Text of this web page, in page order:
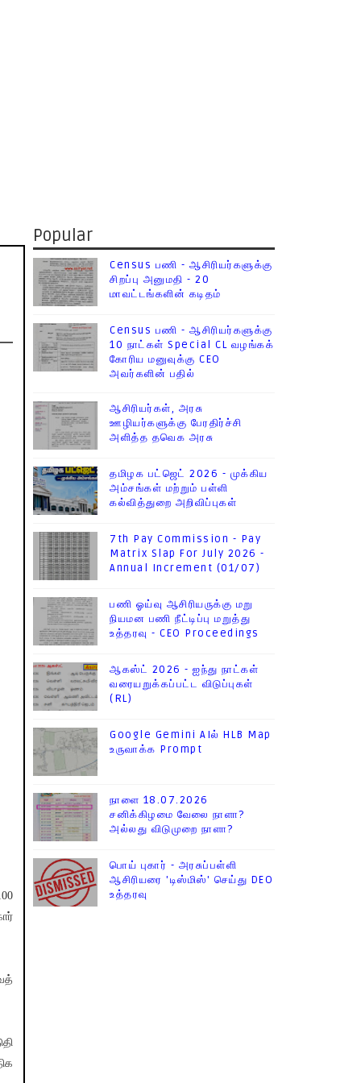
Popular
Census பணி - ஆசிரியர்களுக்கு
சிறப்பு அனுமதி - 20
மாவட்டங்களின் கடிதம்
Census பணி - ஆசிரியர்களுக்கு
10 நாட்கள் Special CL வழங்கக்
கோரிய மனுவுக்கு CEO
அவர்களின் பதில்
ஆசிரியர்கள், அரசு
ஊழியர்களுக்கு பேரதிர்ச்சி
அளித்த தவெக அரசு
தமிழக பட்ஜெட் 2026 - முக்கிய
அம்சங்கள் மற்றும் பள்ளி
கல்வித்துறை அறிவிப்புகள்
7th Pay Commission - Pay
Matrix Slap For July 2026 -
Annual Increment (01/07)
பணி ஓய்வு ஆசிரியருக்கு மறு
நியமன பணி நீட்டிப்பு மறுத்து
உத்தரவு - CEO Proceedings
ஆகஸ்ட் 2026 - ஐந்து நாட்கள்
வரையறுக்கப்பட்ட விடுப்புகள்
(RL)
Google Gemini AIல் HLB Map
உருவாக்க Prompt
நாளை 18.07.2026
சனிக்கிழமை வேலை நாளா?
அல்லது விடுமுறை நாளா?
பொய் புகார் - அரசுப்பள்ளி
ஆசிரியரை 'டிஸ்மிஸ்' செய்து DEO
உத்தரவு